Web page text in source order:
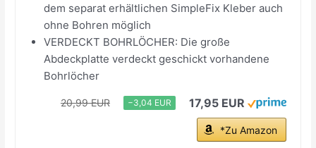
dem separat erhältlichen SimpleFix Kleber auch
ohne Bohren möglich
VERDECKT BOHRLÖCHER: Die große
Abdeckplatte verdeckt geschickt vorhandene
Bohrlöcher
20,99 EUR −3,04 EUR 17,95 EUR
*Zu Amazon